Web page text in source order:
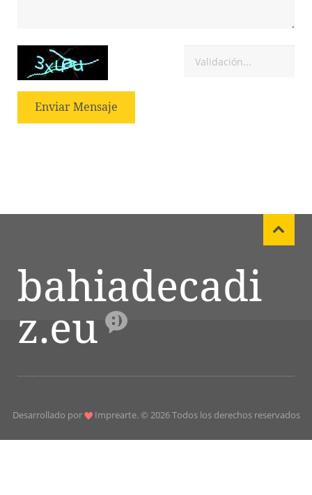
Enviar Mensaje
bahiadecadi
z.eu
Desarrollado por Imprearte. © 2026 Todos los derechos reservados